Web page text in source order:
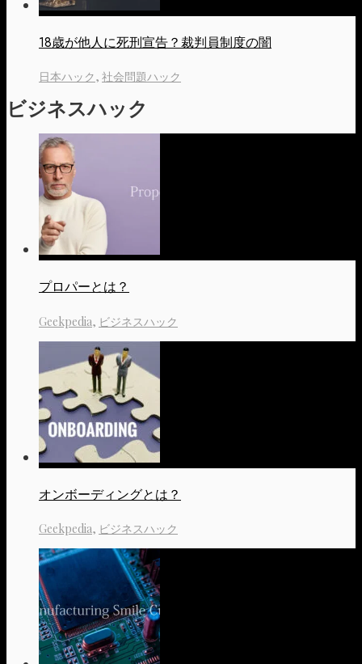
18歳が他人に死刑宣告？裁判員制度の闇
日本ハック, 社会問題ハック
ビジネスハック
プロパーとは？
Geekpedia, ビジネスハック
オンボーディングとは？
Geekpedia, ビジネスハック